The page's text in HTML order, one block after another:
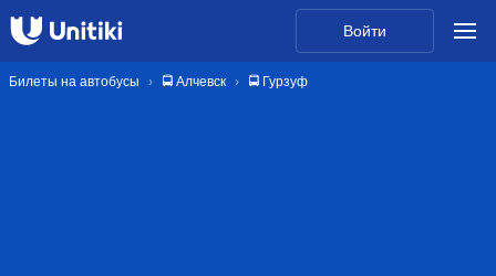
Войти
Билеты на автобусы 🚍 Алчевск 🚍 Гурзуф